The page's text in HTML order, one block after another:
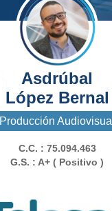
Asdrúbal
López Bernal
Producción Audiovisual
C.C. : 75.094.463
G.S. : A+ ( Positivo )